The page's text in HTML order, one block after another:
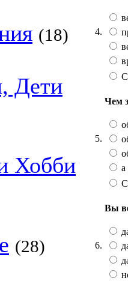
(18)
Дети
Хобби
(28)
4.
5.
Чем
а
6.
Вы